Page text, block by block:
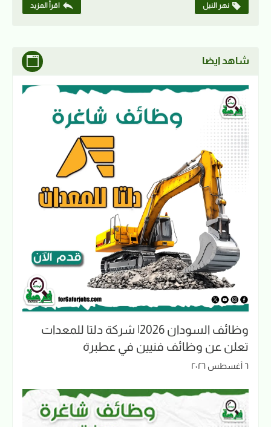
نهر النيل اقرأ المزيد
شاهد ايضا
وظائف السودان 2026| شركة دلتا للمعدات
تعلن عن وظائف فنيين في عطبرة
٦ أغسطس ٢٠٢٦